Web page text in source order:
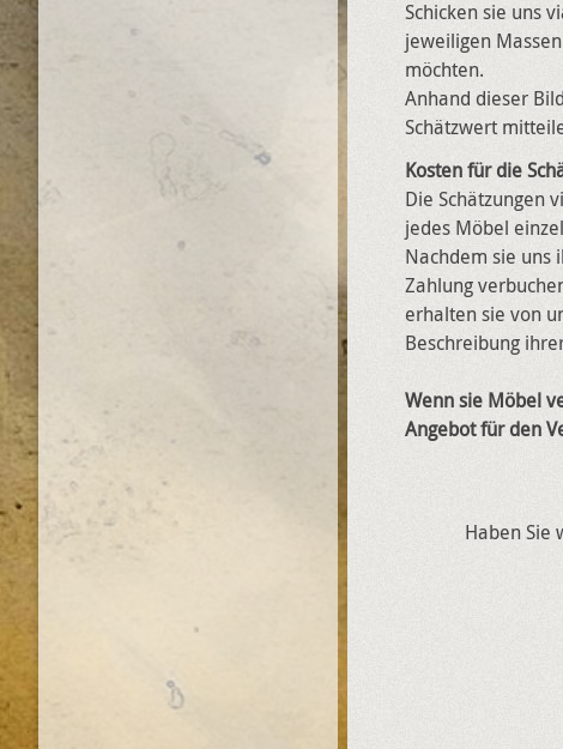
Schicken sie uns
jeweiligen
möchten.
Anhand dieser
Schätzwert
Kosten für die
Die Schätzungen
jedes Möbel
Nachdem sie uns
Zahlung
erhalten sie von
Beschreibung
Wenn sie Möbel
Angebot für den
Haben Sie